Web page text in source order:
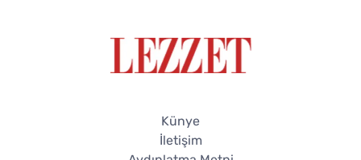
Künye
İletişim